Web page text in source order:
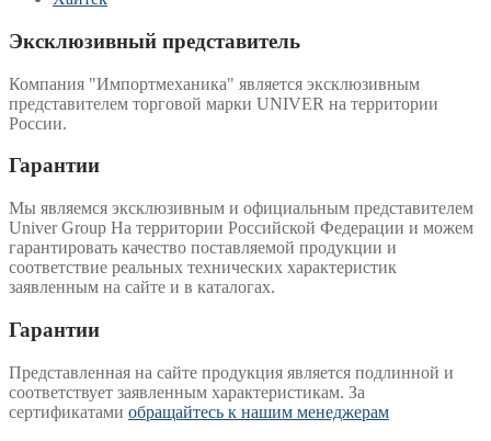
Эксклюзивный представитель
Компания "Импортмеханика" является эксклюзивным
представителем торговой марки UNIVER на территории
России.
Гарантии
Мы являемся эксклюзивным и официальным представителем
Univer Group На территории Российской Федерации и можем
гарантировать качество поставляемой продукции и
соответствие реальных технических характеристик
заявленным на сайте и в каталогах.
Гарантии
Представленная на сайте продукция является подлинной и
соответствует заявленным характеристикам. За
сертификатами обращайтесь к нашим менеджерам